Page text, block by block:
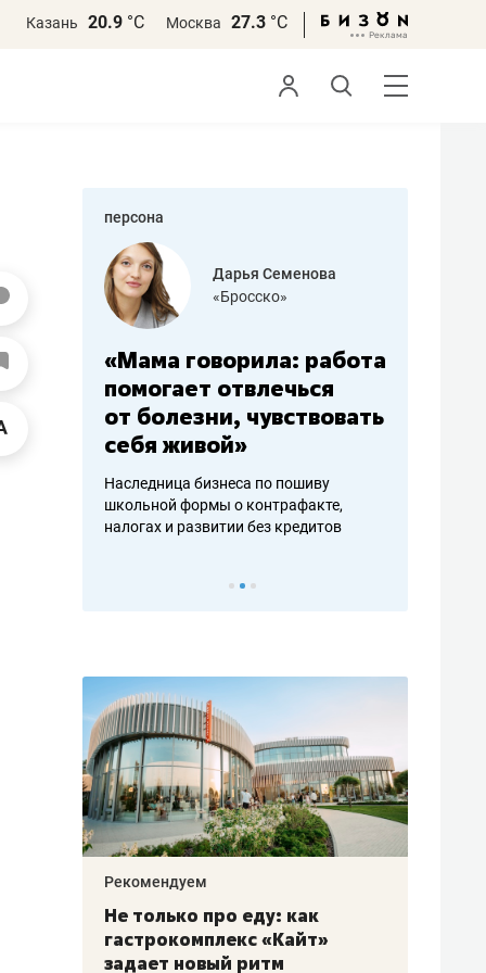
Казань 20.9 °С Москва 27.3 °С
персона
Дарья Семенова
«Бросско»
«Мама говорила: работа
помогает отвлечься
от болезни, чувствовать
себя живой»
Наследница бизнеса по пошиву
школьной формы о контрафакте,
налогах и развитии без кредитов
Рекомендуем
Не только про еду: как
гастрокомплекс «Кайт»
задает новый ритм